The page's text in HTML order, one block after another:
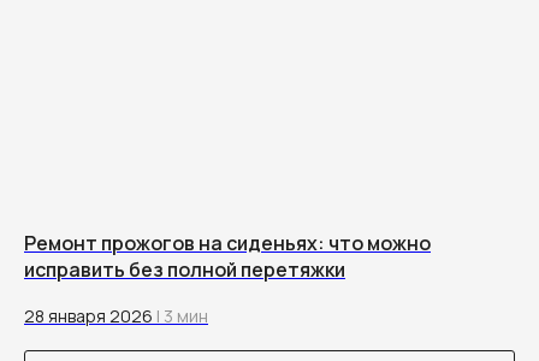
Ремонт прожогов на сиденьях: что можно
исправить без полной перетяжки
28 января 2026 | 3 мин